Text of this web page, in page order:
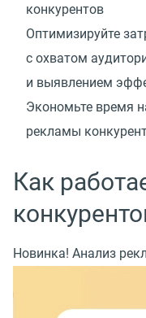
конкурентов
Оптимизируйте
с охватом
и выявлением
Экономьте время
рекламы
Как
Новинка! Анализ